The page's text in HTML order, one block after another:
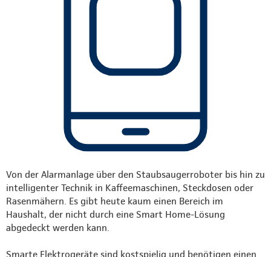
Von der Alarmanlage über den Staubsaugerroboter bis hin zu
intelligenter Technik in Kaffeemaschinen, Steckdosen oder
Rasenmähern. Es gibt heute kaum einen Bereich im
Haushalt, der nicht durch eine Smart Home-Lösung
abgedeckt werden kann.
Smarte Elektrogeräte sind kostspielig und benötigen einen